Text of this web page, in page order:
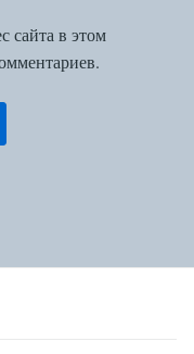
сайта в этом